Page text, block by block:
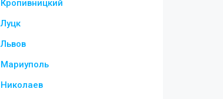
Кропивницкий
Луцк
Львов
Мариуполь
Николаев